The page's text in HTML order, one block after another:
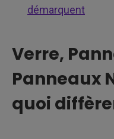
démarquent
Verre,
Panneaux
quoi